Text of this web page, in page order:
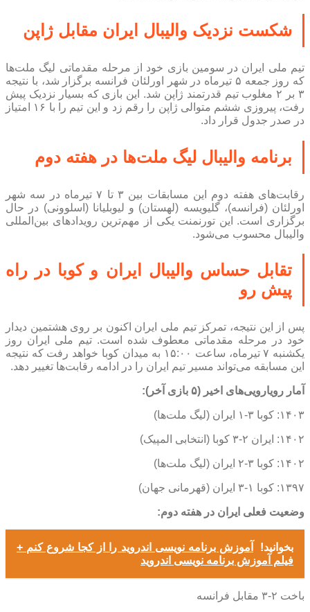
شکست نزدیک والیبال ایران مقابل ژاپن
تیم ملی ایران در سومین بازی خود از مرحله مقدماتی لیگ ملت‌ها
که روز جمعه ۵ تیرماه در شهر اورلئان فرانسه برگزار شد، با نتیجه
۳ بر ۲ مغلوب تیم قدرتمند ژاپن شد. این بازی که بسیار نزدیک پیش
رفت، پیروزی ششم متوالی ژاپن را رقم زد و این تیم را با ۱۶ امتیاز
در صدر جدول قرار داد.
برنامه والیبال لیگ ملت‌ها در هفته دوم
رقابت‌های هفته دوم این مسابقات بین ۳ تا ۷ تیرماه در سه شهر
اورلئان (فرانسه)، گلیویسه (لهستان) و لیوبلیانا (اسلوونی) در حال
برگزاری است. این تورنمنت یکی از مهم‌ترین رویداد‌های بین‌المللی
والیبال محسوب می‌شود.
تقابل حساس والیبال ایران و کوبا در راه
پیش رو
پس از این نتیجه، تمرکز تیم ملی ایران اکنون بر روی هشتمین دیدار
خود در مرحله مقدماتی معطوف شده است. تیم ملی ایران روز
یکشنبه ۷ تیرماه، ساعت ۱۵:۰۰ به میدان کوبا خواهد رفت که نتیجه
این مسابقه می‌تواند مسیر تیم ایران را در ادامه رقابت‌ها تغییر دهد.
آمار رویارویی‌های اخیر (۵ بازی آخر):
۱۴۰۳: کوبا ۳-۱ ایران (لیگ ملت‌ها)
۱۴۰۲: ایران ۲-۳ کوبا (انتخابی المپیک)
۱۴۰۲: کوبا ۳-۲ ایران (لیگ ملت‌ها)
۱۳۹۷: کوبا ۱-۳ ایران (قهرمانی جهان)
وضعیت فعلی ایران در هفته دوم:
بخوانید!
آموزش برنامه نویسی اندروید را از کجا شروع کنم +
فیلم آموزش برنامه نویسی اندروید
باخت ۲-۳ مقابل فرانسه